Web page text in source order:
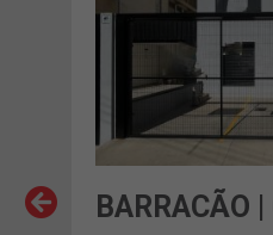
BARRACÃO